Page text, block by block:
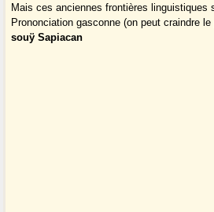
Mais ces anciennes frontières linguistiques
Prononciation gasconne (on peut craindre
souÿ Sapiacan